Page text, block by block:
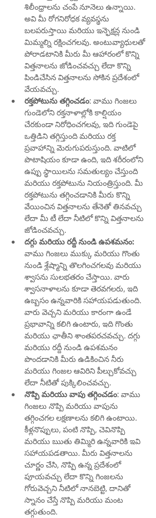
శిలీంధ్రాలను చంపే నూనెలు ఉన్నాయి.
అవి మీ రోగనిరోధక వ్యవస్థను
బలపరుస్తాయి మరియు ఇన్ఫెక్షన్ల నుండి
మిమ్మల్ని రక్షించగలవు. అంటువ్యాధులతో
పోరాడటానికి మీరు మీ ఆహారంలో కొన్ని
విత్తనాలను జోడించవచ్చు లేదా కొన్ని
పిండిచేసిన విత్తనాలను సోకిన ప్రదేశంలో
వేయవచ్చు.
రక్తపోటును తగ్గించడం: వాము గింజలు
గుండెలోని రక్తనాళాల్లోకి కాల్షియం
చేరకుండా నిరోధించగలవు, ఇది గుండెపై
ఒత్తిడిని తగ్గిస్తుంది మరియు రక్త
ప్రవాహాన్ని మెరుగుపరుస్తుంది. వాటిలో
పొటాషియం కూడా ఉంది, ఇది శరీరంలోని
ఉప్పు స్థాయిలను సమతుల్యం చేస్తుంది
మరియు రక్తపోటును నియంత్రిస్తుంది. మీ
రక్తపోటును తగ్గించడానికి మీరు కొన్ని
వేయించిన విత్తనాలను తేనెతో తినవచ్చు
లేదా మీ టీ లేదా నీటిలో కొన్ని విత్తనాలను
జోడించవచ్చు.
దగ్గు మరియు రద్దీ నుండి ఉపశమనం:
వాము గింజలు ముక్కు మరియు గొంతు
నుండి శ్లేష్మాన్ని తొలగించగలవు మరియు
శ్వాసను సులభతరం చేస్తాయి. వారు
శ్వాసనాళాలను కూడా తెరవగలరు, ఇది
ఉబ్బసం ఉన్నవారికి సహాయపడుతుంది.
వారు వెచ్చని మరియు కారంగా ఉండే
ప్రభావాన్ని కలిగి ఉంటారు, ఇది గొంతు
మరియు ఛాతీని శాంతపరచవచ్చు. దగ్గు
మరియు రద్దీ నుండి ఉపశమనం
పొందడానికి మీరు ఉడికించిన నీరు
మరియు గింజల ఆవిరిని పీల్చుకోవచ్చు
లేదా నీటితో పుక్కిలించవచ్చు.
నొప్పి మరియు వాపు తగ్గించడం: వాము
గింజలు నొప్పి మరియు వాపును
తగ్గించగల లక్షణాలను కలిగి ఉంటాయి.
కీళ్లనొప్పులు, పంటి నొప్పి, చెవినొప్పి
మరియు ఋతు తిమ్మిరి ఉన్నవారికి ఇవి
సహాయపడతాయి. మీరు విత్తనాలను
చూర్ణం చేసి, నొప్పి ఉన్న ప్రదేశంలో
పూయవచ్చు లేదా కొన్ని గింజలను
గోరువెచ్చని నీటిలో నానబెట్టి, దానితో
స్నానం చేస్తే నొప్పి మరియు మంట
తగ్గుతుంది.